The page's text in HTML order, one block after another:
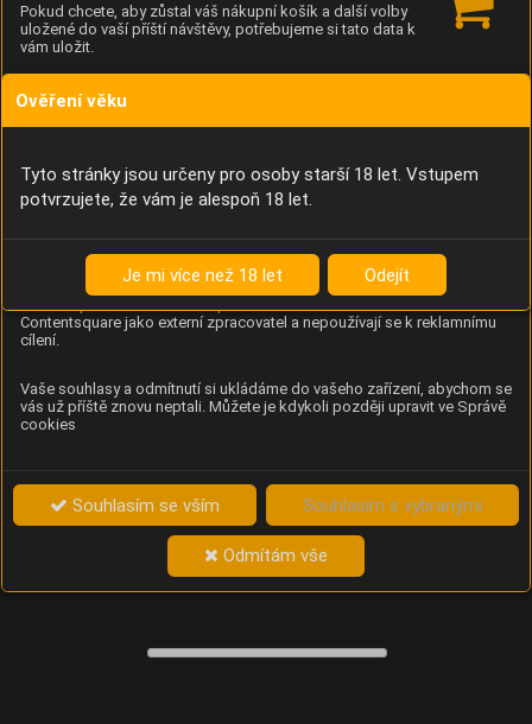
Pokud chcete, aby zůstal váš nákupní košík a další volby
uložené do vaší příští návštěvy, potřebujeme si tato data k
vám uložit.
Anonymní unikátní ID
Díky němu příště poznáme, že se jedná o stejné zařízení, a
Identifikátor je zcela anonymní.
Analýza chování návštěvníků na webu (pohyb kurzoru,
kliknutí, procházení stránek a heatmapy), která
provozovateli e-shopu Betelné škopek pomáhá zlepšovat
Contentsquare jako externí zpracovatel a nepoužívají se k reklamnímu
cílení.
Vaše souhlasy a odmítnutí si ukládáme do vašeho zařízení, abychom se
vás už příště znovu neptali. Můžete je kdykoli později upravit ve Správě
cookies
Souhlasím se vším Souhlasím s vybranými
Odmítám vše
Ověření věku
Tyto stránky jsou určeny pro osoby starší 18 let. Vstupem
potvrzujete, že vám je alespoň 18 let.
Je mi více než 18 let Odejít